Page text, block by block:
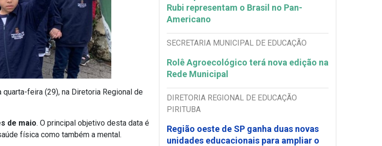
feira (29), na Diretoria Regional de
de maio. O principal objetivo desta data é
física como também a mental.
Rubi representam o Brasil no Pan-
Americano
SECRETARIA MUNICIPAL DE EDUCAÇÃO
Rolê Agroecológico terá nova edição na
Rede Municipal
DIRETORIA REGIONAL DE EDUCAÇÃO
PIRITUBA
Região oeste de SP ganha duas novas
unidades educacionais para ampliar o